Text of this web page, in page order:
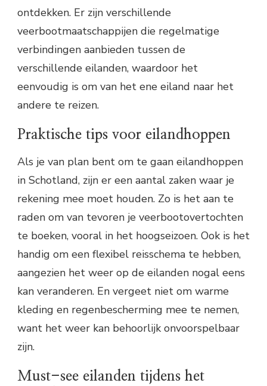
ontdekken. Er zijn verschillende
veerbootmaatschappijen die regelmatige
verbindingen aanbieden tussen de
verschillende eilanden, waardoor het
eenvoudig is om van het ene eiland naar het
andere te reizen.
Praktische tips voor eilandhoppen
Als je van plan bent om te gaan eilandhoppen
in Schotland, zijn er een aantal zaken waar je
rekening mee moet houden. Zo is het aan te
raden om van tevoren je veerbootovertochten
te boeken, vooral in het hoogseizoen. Ook is het
handig om een flexibel reisschema te hebben,
aangezien het weer op de eilanden nogal eens
kan veranderen. En vergeet niet om warme
kleding en regenbescherming mee te nemen,
want het weer kan behoorlijk onvoorspelbaar
zijn.
Must-see eilanden tijdens het